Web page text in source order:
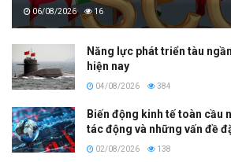
06/08/2026 16
Năng lực phát triển tàu
hiện nay
04/08/2026 384
Biến động kinh tế toàn cầu
tác động và những vấn đề
02/08/2026 138